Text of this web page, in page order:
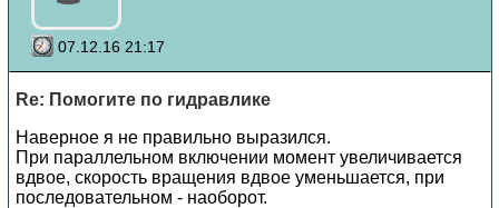
07.12.16 21:17
Re: Помогите по гидравлике
Наверное я не правильно выразился.
При параллельном включении момент увеличивается
вдвое, скорость вращения вдвое уменьшается, при
последовательном - наоборот.